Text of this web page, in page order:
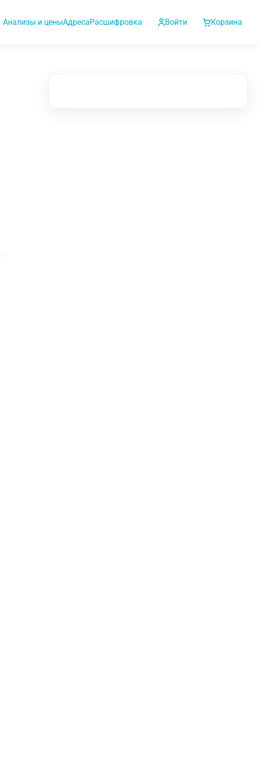
Анализы и ценыАдресаРасшифровка Войти Корзина